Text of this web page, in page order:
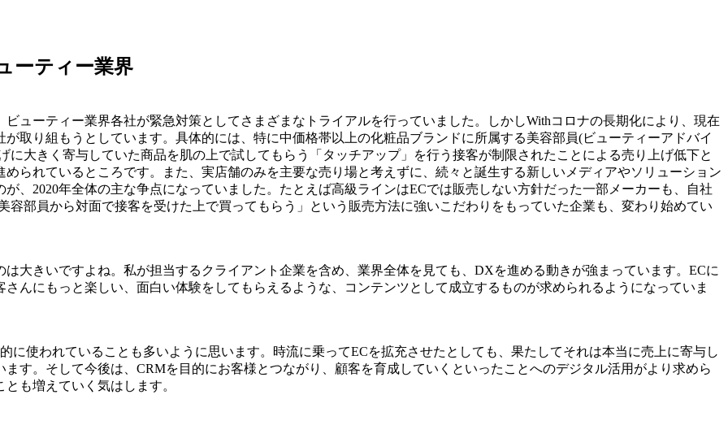
ーティー業界
ューティー業界各社が緊急対策としてさまざまなトライアルを行っていました。しかしWithコロナの長期化により、現在
取り組もうとしています。具体的には、特に中価格帯以上の化粧品ブランドに所属する美容部員(ビューティーアドバイ
大きく寄与していた商品を肌の上で試してもらう「タッチアップ」を行う接客が制限されたことによる売り上げ低下と
られているところです。また、実店舗のみを主要な売り場と考えずに、続々と誕生する新しいメディアやソリューション
、2020年全体の主な争点になっていました。たとえば高級ラインはECでは販売しない方針だった一部メーカーも、自社
部員から対面で接客を受けた上で買ってもらう」という販売方法に強いこだわりをもっていた企業も、変わり始めてい
大きいですよね。私が担当するクライアント企業を含め、業界全体を見ても、DXを進める動きが強まっています。ECに
んにもっと楽しい、面白い体験をしてもらえるような、コンテンツとして成立するものが求められるようになっていま
使われていることも多いように思います。時流に乗ってECを拡充させたとしても、果たしてそれは本当に売上に寄与し
す。そして今後は、CRMを目的にお客様とつながり、顧客を育成していくといったことへのデジタル活用がより求めら
も増えていく気はします。